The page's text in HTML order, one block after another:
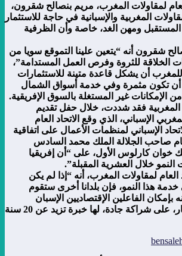
لمقاولات المغرب، مريم بنصالح شقرون،
المغربية والإسبانية في حاجة للاستثمار
ومهن الغد، خاصة وأن الظرفية
شقرون أنه “يتعين علينا التموقع سويا من
الخلاقة للثروة وفرص العمل المستدامة”،
أن يشكل قاعدة متينة للاستثمارات
أن تكون مثمرة وفي خدمة أسواق الشمال
الإمكانات غير المستغلة بالسوق الإفريقية.
المغربية فقد شددت، خلال حفل تقديم
الإسباني، الذي وقع الاتحاد العام
الإسباني لمنظمات الأعمال على اتفاقية
سنة 2013 أمام صاحب الجلالة الملك محمد السادس
خوان كارلوس الأول، على “أن إفريقيا
خلال العشرية المقبلة”.
العام لمقاولات المغرب، أنه “إذا لم يكن
خدمة هذا النمو، فإن بلدانا أخرى ستقوم
الفاعلين الإقتصاديين الإسبان
الاعتماد، في هذا الإطار، على شراكة جادة، لها خبرة تزيد عن 20 سنة